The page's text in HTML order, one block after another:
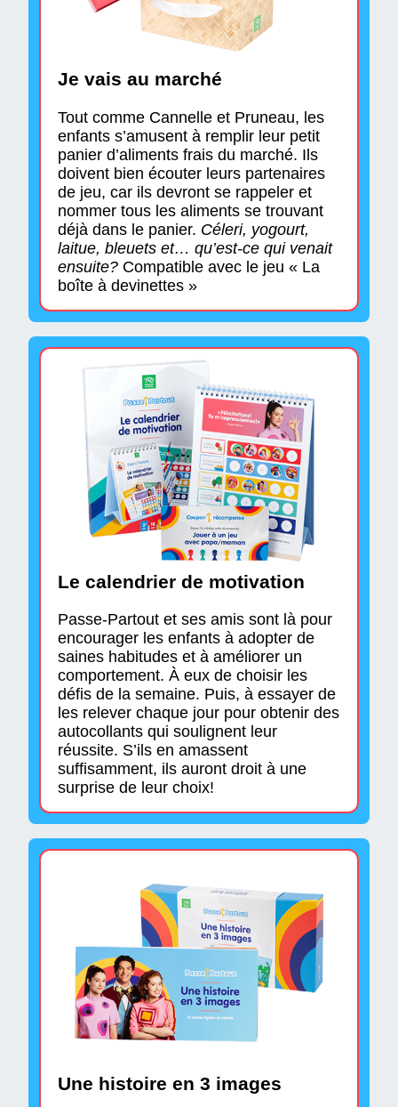
Je vais au marché
Tout comme Cannelle et Pruneau, les
enfants s’amusent à remplir leur petit
panier d’aliments frais du marché. Ils
doivent bien écouter leurs partenaires
de jeu, car ils devront se rappeler et
nommer tous les aliments se trouvant
déjà dans le panier. Céleri, yogourt,
laitue, bleuets et… qu’est-ce qui venait
ensuite? Compatible avec le jeu « La
boîte à devinettes »
Le calendrier de motivation
Passe-Partout et ses amis sont là pour
encourager les enfants à adopter de
saines habitudes et à améliorer un
comportement. À eux de choisir les
défis de la semaine. Puis, à essayer de
les relever chaque jour pour obtenir des
autocollants qui soulignent leur
réussite. S’ils en amassent
suffisamment, ils auront droit à une
surprise de leur choix!
Une histoire en 3 images